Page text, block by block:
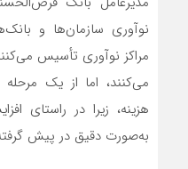
نوآوری سازمان‌ها و
مراکز نوآوری تأسیس
می‌کنند، اما از یک
هزینه، زیرا در راستای
به‌صورت دقیق در پیش